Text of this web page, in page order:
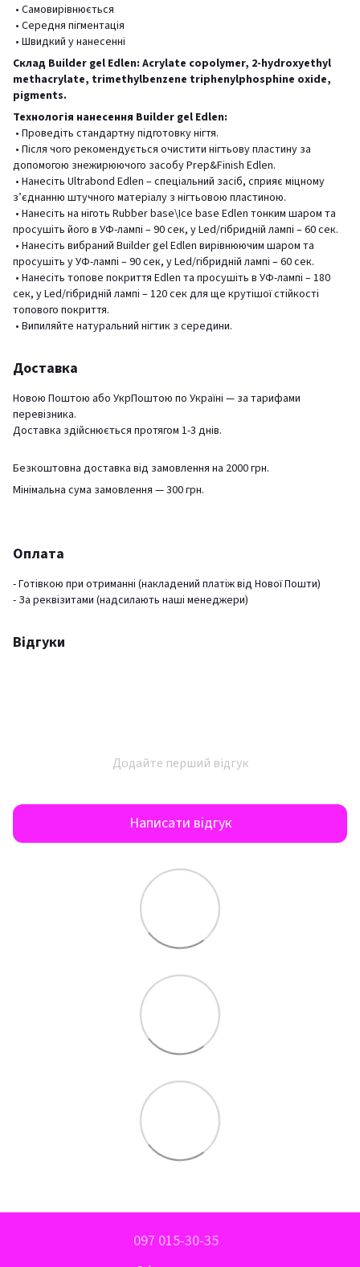
• Самовирівнюється
• Середня пігментація
• Швидкий у нанесенні
Склад Builder gel Edlen: Acrylate copolymer, 2-hydroxyethyl
methacrylate, trimethylbenzene triphenylphosphine oxide,
pigments.
Технологія нанесення Builder gel Edlen:
• Проведіть стандартну підготовку нігтя.
• Після чого рекомендується очистити нігтьову пластину за
допомогою знежирюючого засобу Prep&Finish Edlen.
• Нанесіть Ultrabond Edlen – спеціальний засіб, сприяє міцному
з’єднанню штучного матеріалу з нігтьовою пластиною.
• Нанесіть на ніготь Rubber base\Ice base Edlen тонким шаром та
просушіть його в УФ-лампі – 90 сек, у Led/гібридній лампі – 60 сек.
• Нанесіть вибраний Builder gel Edlen вирівнюючим шаром та
просушіть у УФ-лампі – 90 сек, у Led/гібридній лампі – 60 сек.
• Нанесіть топове покриття Edlen та просушіть в УФ-лампі – 180
сек, у Led/гібридній лампі – 120 сек для ще крутішої стійкості
топового покриття.
• Випиляйте натуральний нігтик з середини.
Доставка
Новою Поштою або УкрПоштою по Україні — за тарифами
перевізника.
Доставка здійснюється протягом 1-3 днів.
Безкоштовна доставка від замовлення на 2000 грн.
Мінімальна сума замовлення — 300 грн.
Оплата
- Готівкою при отриманні (накладений платіж від Нової Пошти)
- За реквізитами (надсилають наші менеджери)
Відгуки
Додайте перший відгук
Написати відгук
097 015-30-35